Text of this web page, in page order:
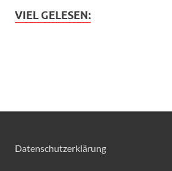
VIEL GELESEN:
Datenschutzerklärung